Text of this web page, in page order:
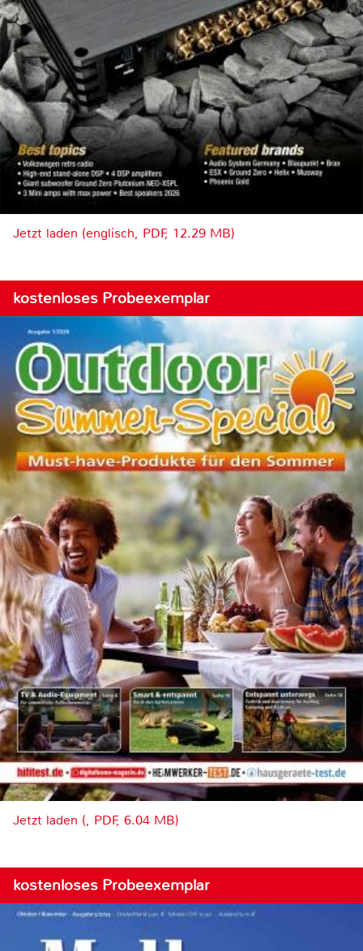
Jetzt laden (englisch, PDF, 12.29 MB)
kostenloses Probeexemplar
Jetzt laden (, PDF, 6.04 MB)
kostenloses Probeexemplar